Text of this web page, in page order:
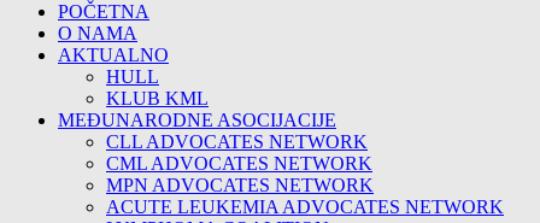
POČETNA
O NAMA
AKTUALNO
HULL
KLUB KML
MEĐUNARODNE ASOCIJACIJE
CLL ADVOCATES NETWORK
CML ADVOCATES NETWORK
MPN ADVOCATES NETWORK
ACUTE LEUKEMIA ADVOCATES NETWORK